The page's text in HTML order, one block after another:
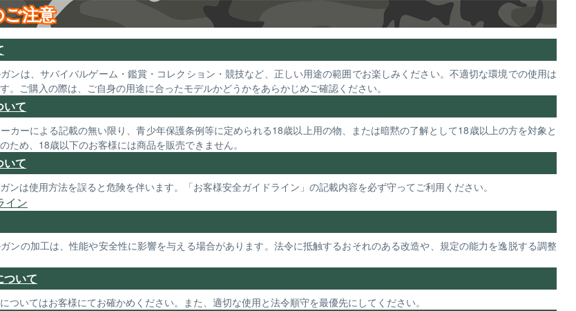
注意
ンは、サバイバルゲーム・鑑賞・コレクション・競技など、正しい用途の範囲でお楽しみください。不適切な環境での使用は
。ご購入の際は、ご自身の用途に合ったモデルかどうかをあらかじめご確認ください。
いて
カーによる記載の無い限り、青少年保護条例等に定められる18歳以上用の物、または暗黙の了解として18歳以上の方を対象と
ため、18歳以下のお客様には商品を販売できません。
いて
ンは使用方法を誤ると危険を伴います。「お客様安全ガイドライン」の記載内容を必ず守ってご利用ください。
イン
ンの加工は、性能や安全性に影響を与える場合があります。法令に抵触するおそれのある改造や、規定の能力を逸脱する調整
ついて
ついてはお客様にてお確かめください。また、適切な使用と法令順守を最優先にしてください。